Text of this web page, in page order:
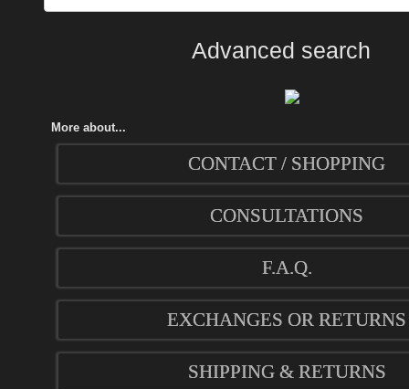
Advanced search
More about...
CONTACT / SHOPPING
CONSULTATIONS
F.A.Q.
EXCHANGES OR RETURNS
SHIPPING & RETURNS